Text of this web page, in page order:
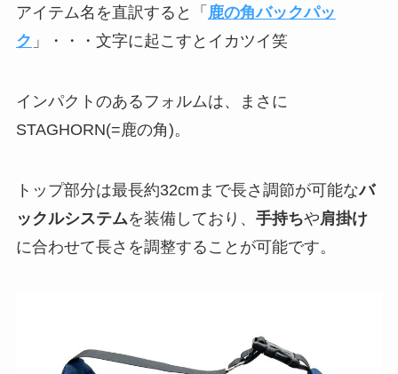
アイテム名を直訳すると「 鹿の角バックパッ
ク 」・・・文字に起こすとイカツイ笑
インパクトのあるフォルムは、まさに
STAGHORN(=鹿の角)。
トップ部分は最長約32cmまで長さ調節が可能なバ
ックルシステムを装備しており、 手持ちや肩掛け
に合わせて長さを調整することが可能です。